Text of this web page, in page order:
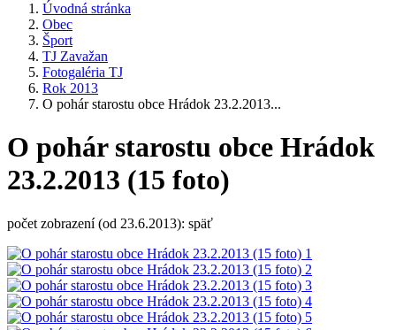
Úvodná stránka
Obec
Šport
TJ Zavažan
Fotogaléria TJ
Rok 2013
O pohár starostu obce Hrádok 23.2.2013...
O pohár starostu obce Hrádok
23.2.2013 (15 foto)
počet zobrazení (od 23.6.2013): späť